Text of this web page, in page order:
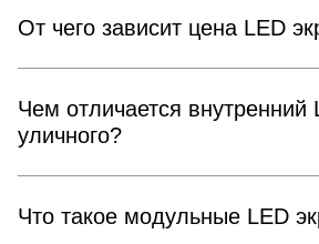
От чего зависит цена LED
Чем отличается внутренний
уличного?
Что такое модульные LED